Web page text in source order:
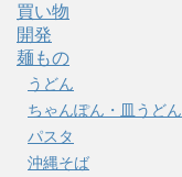
買い物
開発
麺もの
うどん
ちゃんぽん・皿うどん
パスタ
沖縄そば